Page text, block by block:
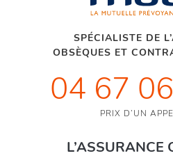
SPÉCIALISTE DE
OBSÈQUES ET
04 67
PRIX D’UN
L’ASSURANCE